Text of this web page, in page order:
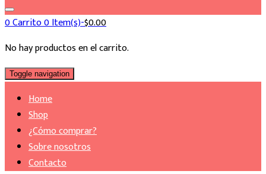
for:
0Carrito0 Item(s)-$0.00
No hay productos en el carrito.
Toggle navigation
Home
Shop
¿Cómo comprar?
Sobre nosotros
Contacto